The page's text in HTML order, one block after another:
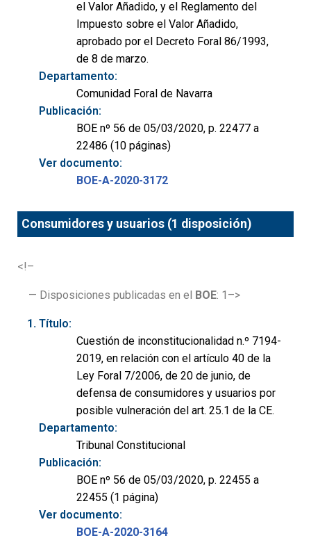
el Valor Añadido, y el Reglamento del
Impuesto sobre el Valor Añadido,
aprobado por el Decreto Foral 86/1993,
de 8 de marzo.
Departamento:
Comunidad Foral de Navarra
Publicación:
BOE nº 56 de 05/03/2020, p. 22477 a
22486 (10 páginas)
Ver documento:
BOE-A-2020-3172
Consumidores y usuarios (1 disposición)
<!–
— Disposiciones publicadas en el BOE: 1–>
Título:
Cuestión de inconstitucionalidad n.º 7194-
2019, en relación con el artículo 40 de la
Ley Foral 7/2006, de 20 de junio, de
defensa de consumidores y usuarios por
posible vulneración del art. 25.1 de la CE.
Departamento:
Tribunal Constitucional
Publicación:
BOE nº 56 de 05/03/2020, p. 22455 a
22455 (1 página)
Ver documento:
BOE-A-2020-3164